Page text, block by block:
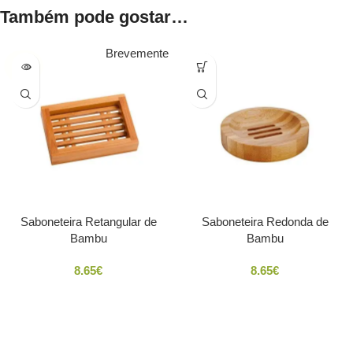
Também pode gostar…
OUT
Brevemente
Saboneteira Retangular de
Bambu
8.65€
Saboneteira Redonda de
Bambu
8.65€